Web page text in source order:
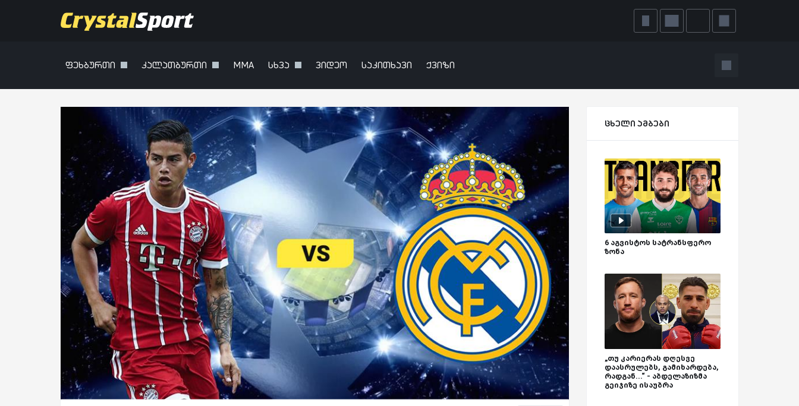
ფეხბურთი კალათბურთი MMA სხვა ვიდეო საკითხავი ქვიზი
ცხელი ამბები
6 აგვისტოს სატრანსფერო
ზონა
„თუ კარიერას დღესვე
დაასრულებს, გამიხარდება,
რადგან...“ - აბდელაზიზმა
გეიჯიზე ისაუბრა